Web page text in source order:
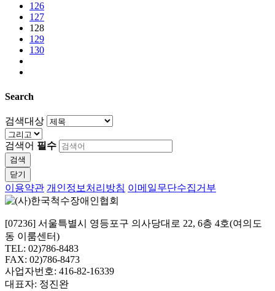
126
127
128
129
130
Search
검색대상
검색어 필수
검색
닫기
이용약관 개인정보처리방침 이메일무단수집거부
[07236] 서울특별시 영등포구 의사당대로 22, 6층 4호(여의도
동 이룸센터)
TEL: 02)786-8483
FAX: 02)786-8473
사업자번호: 416-82-16339
대표자: 정진완